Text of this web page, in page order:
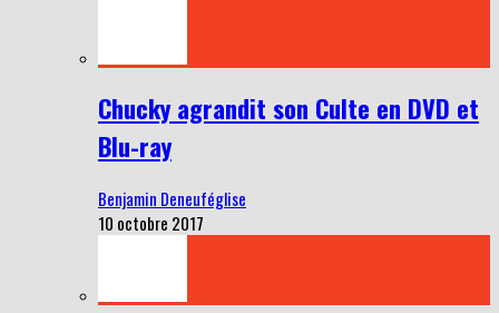
Chucky agrandit son Culte en DVD et
Blu-ray
Benjamin Deneuféglise
10 octobre 2017